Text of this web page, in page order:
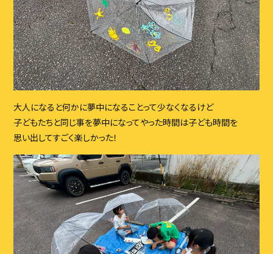
大人になると何かに夢中になることって少なくなるけど
子どもたちと同じ事を夢中になってやった時間は子ども時間を
思い出してすごく楽しかった！